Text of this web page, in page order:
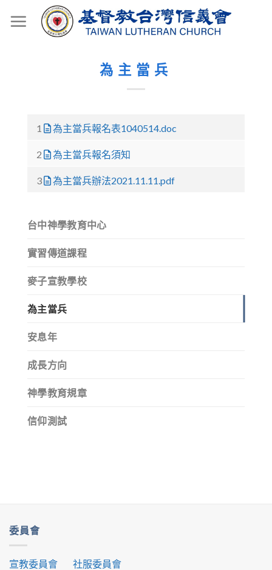
為主當兵
1 為主當兵報名表1040514.doc
2 為主當兵報名須知
3 為主當兵辦法2021.11.11.pdf
台中神學教育中心
實習傳道課程
麥子宣教學校
為主當兵
安息年
成長方向
神學教育規章
信仰測試
委員會
宣教委員會
社服委員會